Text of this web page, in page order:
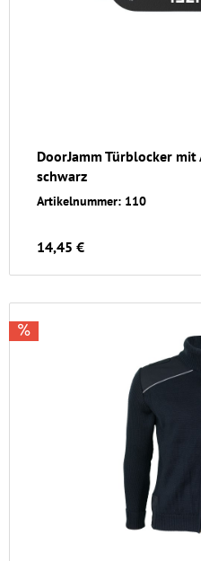
DoorJamm Türblocker mit
schwarz
Artikelnummer: 110
14,45 €